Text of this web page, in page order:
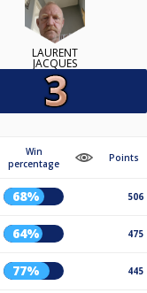
LAURENT
JACQUES
Win
percentage
Points
68% 506
64% 475
77% 445